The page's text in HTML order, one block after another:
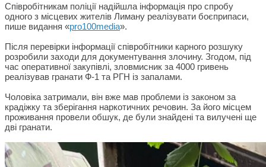
Співробітникам поліції надійшла інформація про спробу
одного з місцевих жителів Лиману реалізувати боєприпаси,
пише видання «pro100media».
Після перевірки інформації співробітники карного розшуку
розробили заходи для документування злочину. Згодом, під
час оперативної закупівлі, зловмисник за 4000 гривень
реалізував гранати Ф-1 та РГН із запалами.
Чоловіка затримали, він вже мав проблеми із законом за
крадіжку та зберігання наркотичних речовин. За його місцем
проживання провели обшук, де були знайдені та вилучені ще
дві гранати.